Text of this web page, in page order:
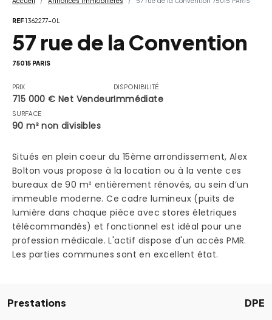
REF1362277-0L
57 rue de la Convention
75015 PARIS
PRIX
715 000 € Net Vendeur
SURFACE
90 m² non divisibles
DISPONIBILITÉ
Immédiate
Situés en plein coeur du 15ème arrondissement, Alex
Bolton vous propose à la location ou à la vente ces
bureaux de 90 m² entièrement rénovés, au sein d’un
immeuble moderne. Ce cadre lumineux (puits de
lumière dans chaque pièce avec stores életriques
télécommandés) et fonctionnel est idéal pour une
profession médicale. L'actif dispose d'un accès PMR.
Les parties communes sont en excellent état.
Prestations DPE